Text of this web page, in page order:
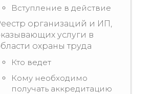
Вступление в действие
организаций и ИП,
услуги в
охраны труда
Кто ведет
Кому необходимо
получать аккредитацию